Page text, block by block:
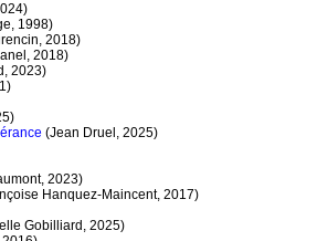
1998)
2018)
2018)
2023)
(Jean Druel, 2025)
2023)
Hanquez-Maincent, 2017)
Gobilliard, 2025)